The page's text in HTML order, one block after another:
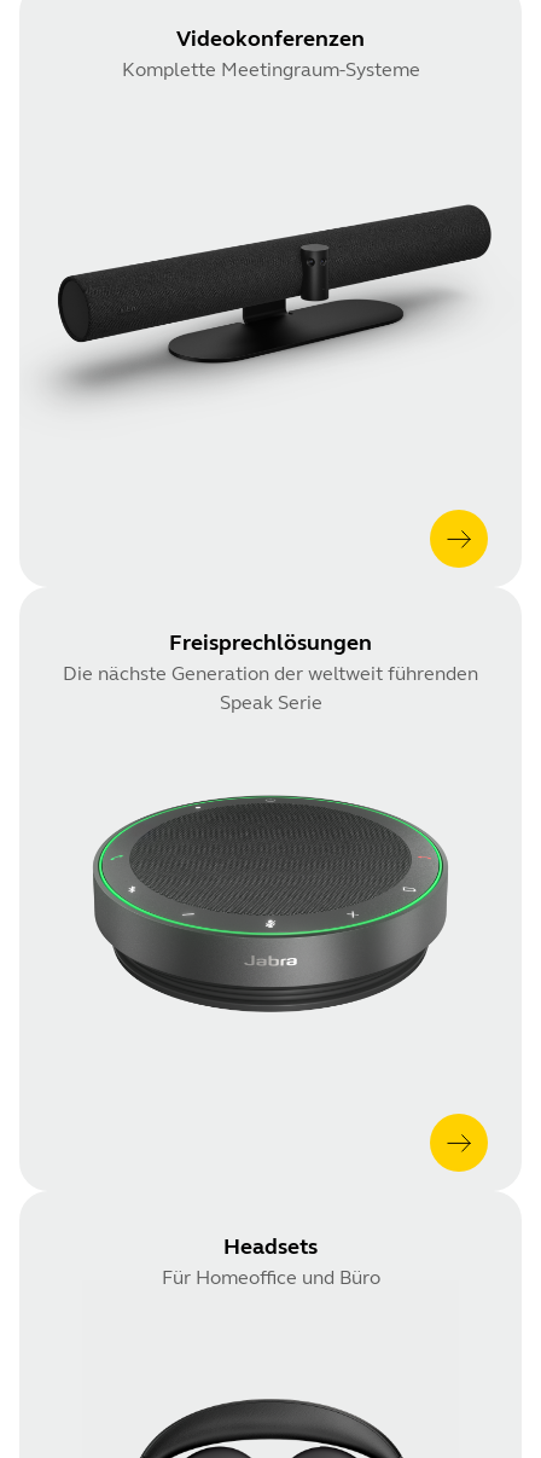
Videokonferenzen
Komplette Meetingraum-Systeme
Freisprechlösungen
Die nächste Generation der weltweit führenden
Speak Serie
Headsets
Für Homeoffice und Büro